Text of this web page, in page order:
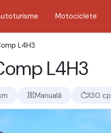
Motociclete
L4H3
L4H3
Manuală 130 cp